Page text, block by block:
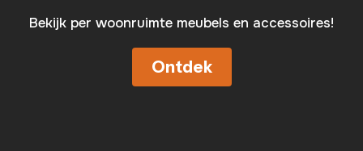
Bekijk per woonruimte meubels en accessoires!
Ontdek